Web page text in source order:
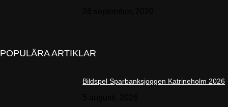
POPULÄRA ARTIKLAR
Bildspel Sparbanksjoggen Katrineholm 2026